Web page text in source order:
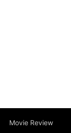
Movie Review